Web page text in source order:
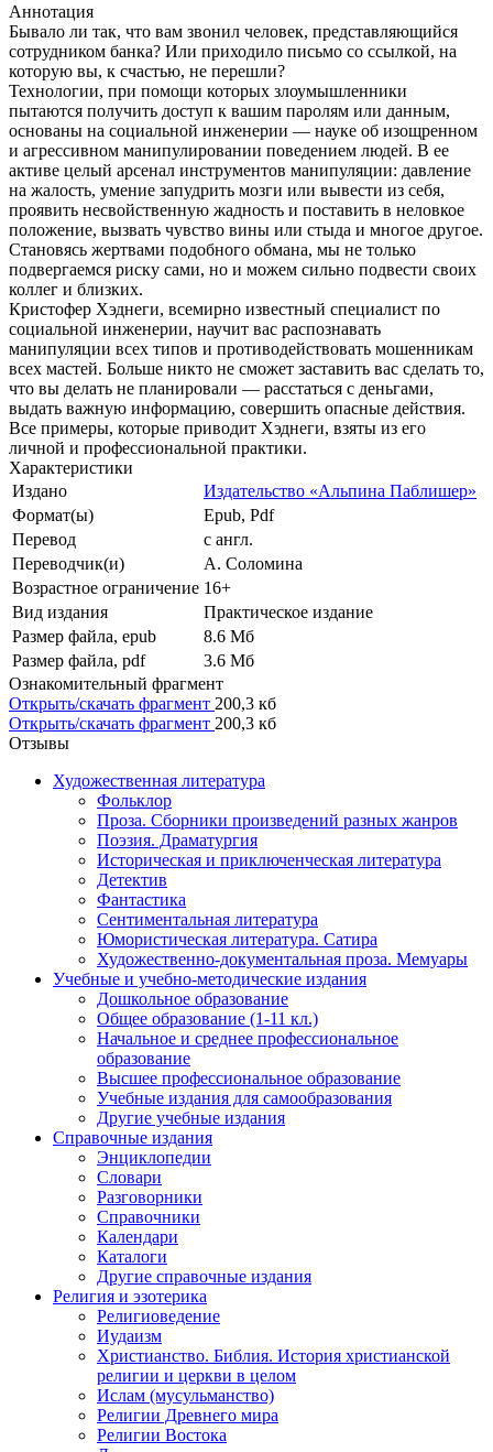
Аннотация
Бывало ли так, что вам звонил человек, представляющийся
сотрудником банка? Или приходило письмо со ссылкой, на
которую вы, к счастью, не перешли?
Технологии, при помощи которых злоумышленники
пытаются получить доступ к вашим паролям или данным,
основаны на социальной инженерии — науке об изощренном
и агрессивном манипулировании поведением людей. В ее
активе целый арсенал инструментов манипуляции: давление
на жалость, умение запудрить мозги или вывести из себя,
проявить несвойственную жадность и поставить в неловкое
положение, вызвать чувство вины или стыда и многое другое.
Становясь жертвами подобного обмана, мы не только
подвергаемся риску сами, но и можем сильно подвести своих
коллег и близких.
Кристофер Хэднеги, всемирно известный специалист по
социальной инженерии, научит вас распознавать
манипуляции всех типов и противодействовать мошенникам
всех мастей. Больше никто не сможет заставить вас сделать то,
что вы делать не планировали — расстаться с деньгами,
выдать важную информацию, совершить опасные действия.
Все примеры, которые приводит Хэднеги, взяты из его
личной и профессиональной практики.
Характеристики
Издано
Издательство «Альпина Паблишер»
Формат(ы)
Epub, Pdf
Перевод
с англ.
Переводчик(и)
А. Соломина
Возрастное ограничение 16+
Вид издания
Практическое издание
Размер файла, epub
8.6 Mб
Размер файла, pdf
3.6 Mб
Ознакомительный фрагмент
Открыть/скачать фрагмент 200,3 кб
Открыть/скачать фрагмент 200,3 кб
Отзывы
Художественная литература
Фольклор
Проза. Сборники произведений разных жанров
Поэзия. Драматургия
Историческая и приключенческая литература
Детектив
Фантастика
Сентиментальная литература
Юмористическая литература. Сатира
Художественно-документальная проза. Мемуары
Учебные и учебно-методические издания
Дошкольное образование
Общее образование (1-11 кл.)
Начальное и среднее профессиональное
образование
Высшее профессиональное образование
Учебные издания для самообразования
Другие учебные издания
Справочные издания
Энциклопедии
Словари
Разговорники
Справочники
Календари
Каталоги
Другие справочные издания
Религия и эзотерика
Религиоведение
Иудаизм
Христианство. Библия. История христианской
религии и церкви в целом
Ислам (мусульманство)
Религии Древнего мира
Религии Востока